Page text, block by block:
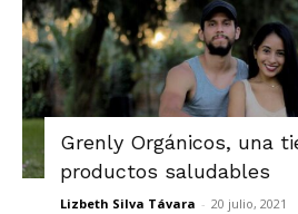
Grenly Orgánicos, una
productos saludables
Lizbeth Silva Távara - 20 julio, 2021